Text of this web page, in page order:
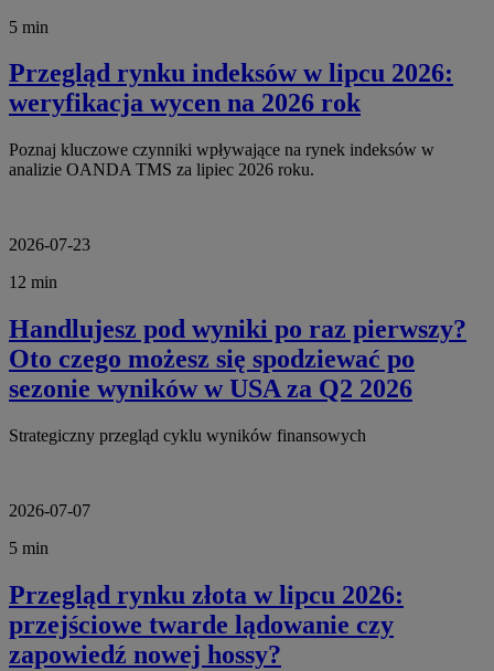
5 min
Przegląd rynku indeksów w lipcu 2026:
weryfikacja wycen na 2026 rok
Poznaj kluczowe czynniki wpływające na rynek indeksów w
analizie OANDA TMS za lipiec 2026 roku.
2026-07-23
12 min
Handlujesz pod wyniki po raz pierwszy?
Oto czego możesz się spodziewać po
sezonie wyników w USA za Q2 2026
Strategiczny przegląd cyklu wyników finansowych
2026-07-07
5 min
Przegląd rynku złota w lipcu 2026:
przejściowe twarde lądowanie czy
zapowiedź nowej hossy?